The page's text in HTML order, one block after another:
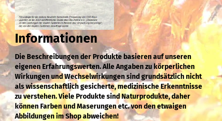
Informationen
Die Beschreibungen der Produkte basieren auf unseren
eigenen Erfahrungswerten. Alle Angaben zu körperlichen
Wirkungen und Wechselwirkungen sind grundsätzlich nicht
als wissenschaftlich gesicherte, medizinische Erkenntnisse
zu verstehen. Viele Produkte sind Naturprodukte, daher
können Farben und Maserungen etc. von den etwaigen
Abbildungen im Shop abweichen!